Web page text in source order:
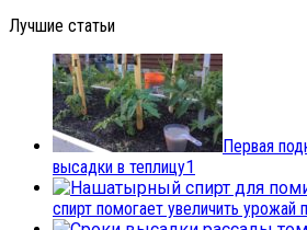
Лучшие статьи
Первая
высадки в теплицу1
спирт помогает увеличить урожай